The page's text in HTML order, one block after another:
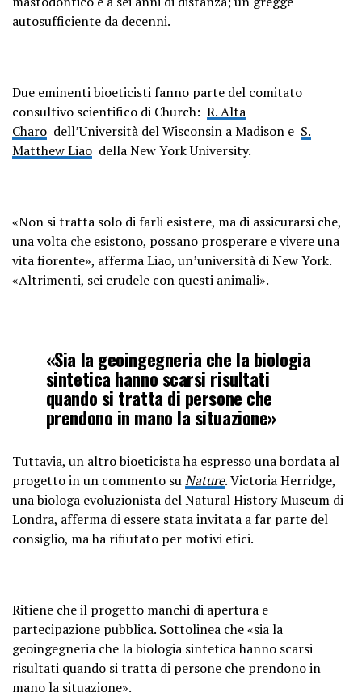
autosufficiente da decenni.
Due eminenti bioeticisti fanno parte del comitato
consultivo scientifico di Church: R. Alta
Charo dell’Università del Wisconsin a Madison e S.
Matthew Liao della New York University.
«Non si tratta solo di farli esistere, ma di assicurarsi che,
una volta che esistono, possano prosperare e vivere una
vita fiorente», afferma Liao, un’università di New York.
«Altrimenti, sei crudele con questi animali».
«Sia la geoingegneria che la biologia
sintetica hanno scarsi risultati
quando si tratta di persone che
prendono in mano la situazione»
Tuttavia, un altro bioeticista ha espresso una bordata al
progetto in un commento suNature. Victoria Herridge,
una biologa evoluzionista del Natural History Museum di
Londra, afferma di essere stata invitata a far parte del
consiglio, ma ha rifiutato per motivi etici.
Ritiene che il progetto manchi di apertura e
partecipazione pubblica. Sottolinea che «sia la
geoingegneria che la biologia sintetica hanno scarsi
risultati quando si tratta di persone che prendono in
mano la situazione».